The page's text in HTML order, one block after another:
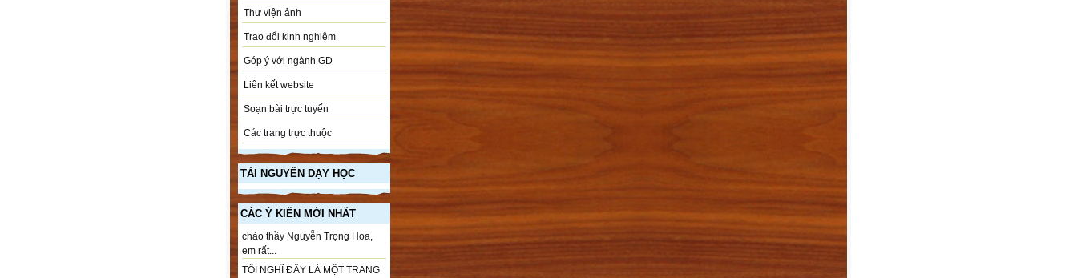
Thư viện ảnh
Trao đổi kinh nghiệm
Góp ý với ngành GD
Liên kết website
Soạn bài trực tuyến
Các trang trực thuộc
TÀI NGUYÊN DẠY HỌC
CÁC Ý KIẾN MỚI NHẤT
chào thầy Nguyễn Trọng Hoa,
em rất...
TÔI NGHĨ ĐÂY LÀ MỘT TRANG